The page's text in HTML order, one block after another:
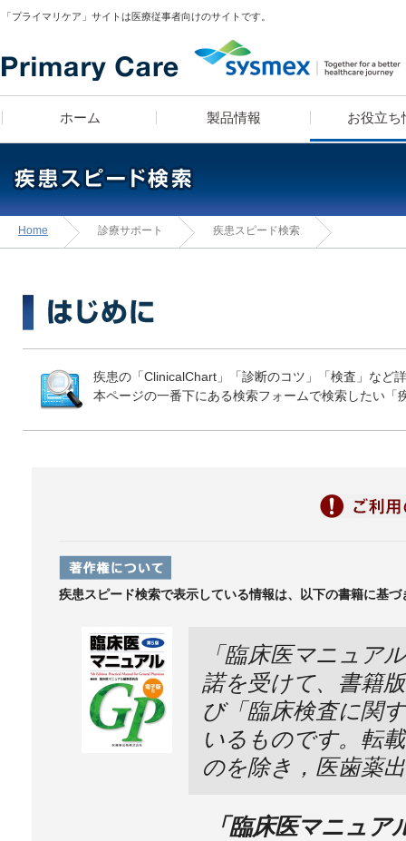
「プライマリケア」サイトは医療従事者向けのサイトです。
ホーム 製品情報
製品ラインナップ 血算装置の導入をお考え
お役立ち
疾患スピード検索 疾患別検査セットライブ
漫画コンテンツ 学べる検査知識クイ
医師のフィロソフィ
医師 宮田俊男に学ぶ
漫画コンテンツ・クイ
テンツでお馴染み！高
Home 診療サポート 疾患スピード検索
疾患の「ClinicalChart」「診断のコツ」「検査」など
本ページの一番下にある検索フォームで検索したい
疾患スピード検索で表示している情報は、以下の書籍に基づ
「臨床医マニュア
諾を受けて、書籍
び「臨床検査に関
いるものです。転
のを除き，医歯薬
「臨床医マニュ